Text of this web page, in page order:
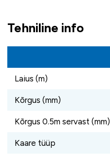
Tehniline info
Laius (m)
Kõrgus (mm)
Kõrgus 0.5m servast (mm)
Kaare tüüp